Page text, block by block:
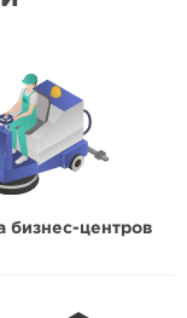
бизнес-центров